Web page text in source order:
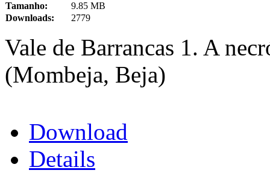
Tamanho:
9.85 MB
Downloads:
2779
Vale de Barrancas 1. A
(Mombeja, Beja)
Download
Details